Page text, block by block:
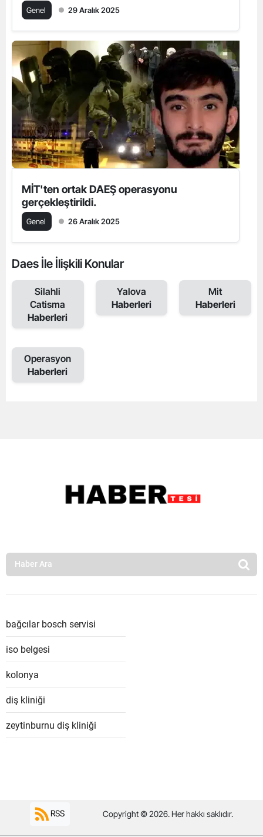
Genel 29 Aralık 2025
MİT'ten ortak DAEŞ operasyonu
gerçekleştirildi.
Genel 26 Aralık 2025
Daes İle İlişkili Konular
Silahli
Catisma
Haberleri
Yalova
Haberleri
Mit
Haberleri
Operasyon
Haberleri
bağcılar bosch servisi
iso belgesi
kolonya
diş kliniği
zeytinburnu diş kliniği
RSS Copyright © 2026. Her hakkı saklıdır.